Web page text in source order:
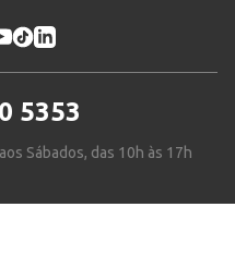
5353
Sábados, das 10h às 17h